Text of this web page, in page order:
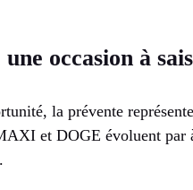
occasion à
la prévente
et DOGE évoluent par